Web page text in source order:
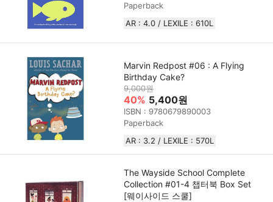
Paperback
AR : 4.0 / LEXILE : 610L
Marvin Redpost #06 : A Flying
Birthday Cake?
9,000원
40% 5,400원
ISBN : 9780679890003
Paperback
AR : 3.2 / LEXILE : 570L
The Wayside School Complete
Collection #01-4 챕터북 Box Set
[웨이사이드 스쿨]